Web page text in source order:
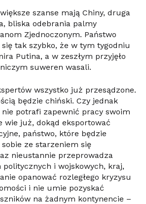
szanse mają Chiny, druga
bliska odebrania palmy
Zjednoczonym. Państwo
się tak szybko, że w tym tygodniu
Putina, a w zeszłym przyjęło
suweren wasali.
wszystko już przesądzone.
będzie chiński. Czy jednak
potrafi zapewnić pracy swoim
wie już, dokąd eksportować
państwo, które będzie
ze starzeniem się
nieustannie przeprowadza
i wojskowych, kraj,
opanować rozległego kryzysu
i nie umie pozyskać
na żadnym kontynencie –